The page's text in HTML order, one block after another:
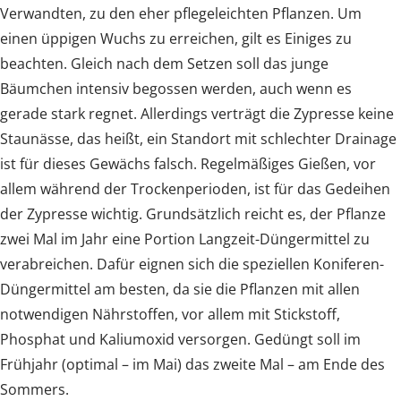
Verwandten, zu den eher pflegeleichten Pflanzen. Um
einen üppigen Wuchs zu erreichen, gilt es Einiges zu
beachten. Gleich nach dem Setzen soll das junge
Bäumchen intensiv begossen werden, auch wenn es
gerade stark regnet. Allerdings verträgt die Zypresse keine
Staunässe, das heißt, ein Standort mit schlechter Drainage
ist für dieses Gewächs falsch. Regelmäßiges Gießen, vor
allem während der Trockenperioden, ist für das Gedeihen
der Zypresse wichtig. Grundsätzlich reicht es, der Pflanze
zwei Mal im Jahr eine Portion Langzeit-Düngermittel zu
verabreichen. Dafür eignen sich die speziellen Koniferen-
Düngermittel am besten, da sie die Pflanzen mit allen
notwendigen Nährstoffen, vor allem mit Stickstoff,
Phosphat und Kaliumoxid versorgen. Gedüngt soll im
Frühjahr (optimal – im Mai) das zweite Mal – am Ende des
Sommers.